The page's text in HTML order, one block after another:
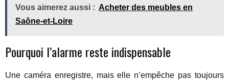
Vous aimerez aussi : Acheter des meubles en
Saône-et-Loire
Pourquoi l’alarme reste indispensable
Une caméra enregistre, mais elle n’empêche pas toujours